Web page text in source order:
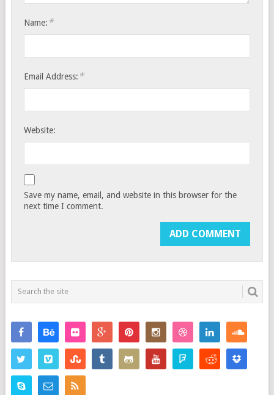
Name: *
Email Address: *
Website:
Save my name, email, and website in this browser for the
next time I comment.